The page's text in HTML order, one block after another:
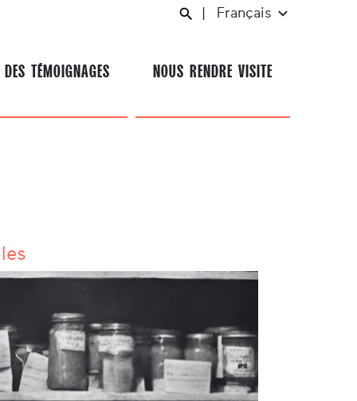
Français
DES TÉMOIGNAGES NOUS RENDRE VISITE